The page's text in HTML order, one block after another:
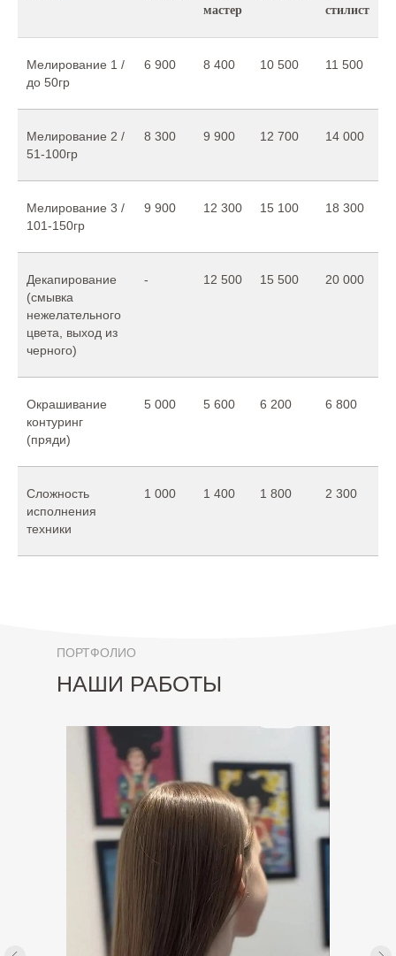
мастер
стилист
Мелирование 1 /
до 50гр
6 900 8 400 10 500 11 500
Мелирование 2 /
51-100гр
8 300 9 900 12 700 14 000
Мелирование 3 /
101-150гр
9 900 12 300 15 100 18 300
Декапирование
(смывка
нежелательного
цвета, выход из
черного)
- 12 500 15 500 20 000
Окрашивание
контуринг
(пряди)
5 000 5 600 6 200 6 800
Сложность
исполнения
техники
1 000 1 400 1 800 2 300
ПОРТФОЛИО
НАШИ РАБОТЫ